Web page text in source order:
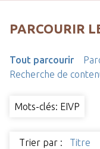
PARCOURIR
Tout parcourir
Recherche de
Mots-clés: EIVP
Trier par : Titre